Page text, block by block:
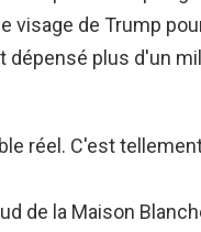
visage de Trump
dépensé plus d'un
réel. C'est
de la Maison